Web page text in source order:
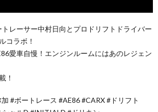
レーサー中村日向とプロドリフトドライバー
コラボ！
愛車自慢！エンジンルームにはあのレジェン
！
#ボートレース #AE86 #CARX #ドリフト